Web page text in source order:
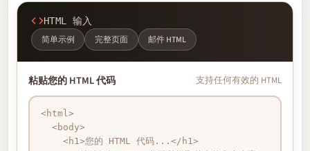
HTML 输入
简单示例 完整页面 邮件 HTML
粘贴您的 HTML 代码 支持任何有效的 HTML